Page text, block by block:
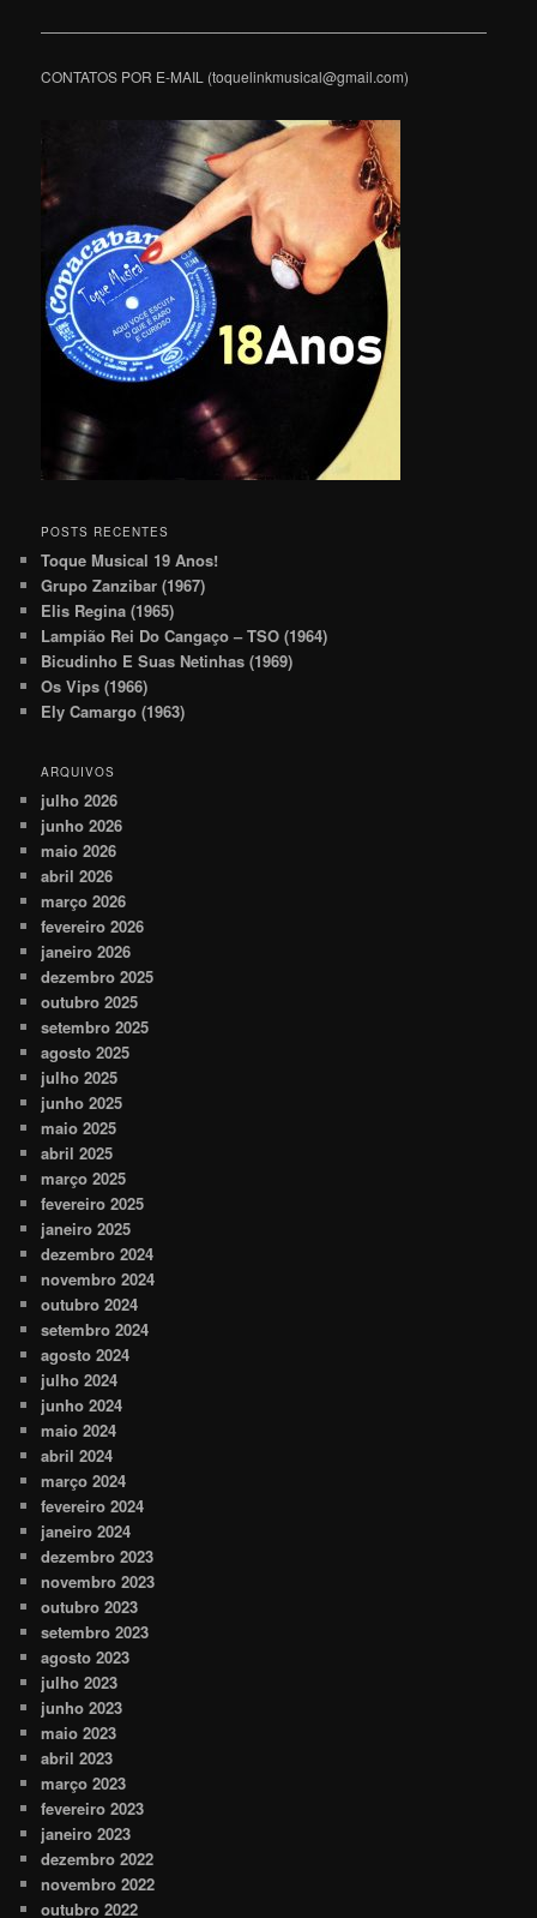
———————————————————————————————
CONTATOS POR E-MAIL (toquelinkmusical@gmail.com)
POSTS RECENTES
Toque Musical 19 Anos!
Grupo Zanzibar (1967)
Elis Regina (1965)
Lampião Rei Do Cangaço – TSO (1964)
Bicudinho E Suas Netinhas (1969)
Os Vips (1966)
Ely Camargo (1963)
ARQUIVOS
julho 2026
junho 2026
maio 2026
abril 2026
março 2026
fevereiro 2026
janeiro 2026
dezembro 2025
outubro 2025
setembro 2025
agosto 2025
julho 2025
junho 2025
maio 2025
abril 2025
março 2025
fevereiro 2025
janeiro 2025
dezembro 2024
novembro 2024
outubro 2024
setembro 2024
agosto 2024
julho 2024
junho 2024
maio 2024
abril 2024
março 2024
fevereiro 2024
janeiro 2024
dezembro 2023
novembro 2023
outubro 2023
setembro 2023
agosto 2023
julho 2023
junho 2023
maio 2023
abril 2023
março 2023
fevereiro 2023
janeiro 2023
dezembro 2022
novembro 2022
outubro 2022